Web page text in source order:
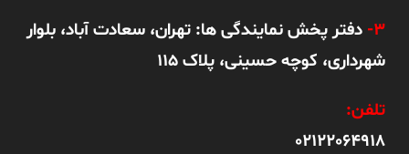
3- دفتر پخش نمایندگی ها: تهران، سعادت آباد، بلوار
شهرداری، کوچه حسینی، پلاک 115
تلفن:
02122064918